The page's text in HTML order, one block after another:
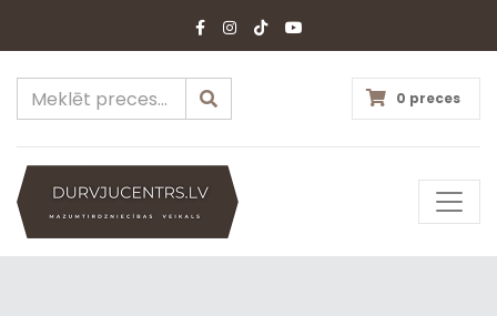
0 preces